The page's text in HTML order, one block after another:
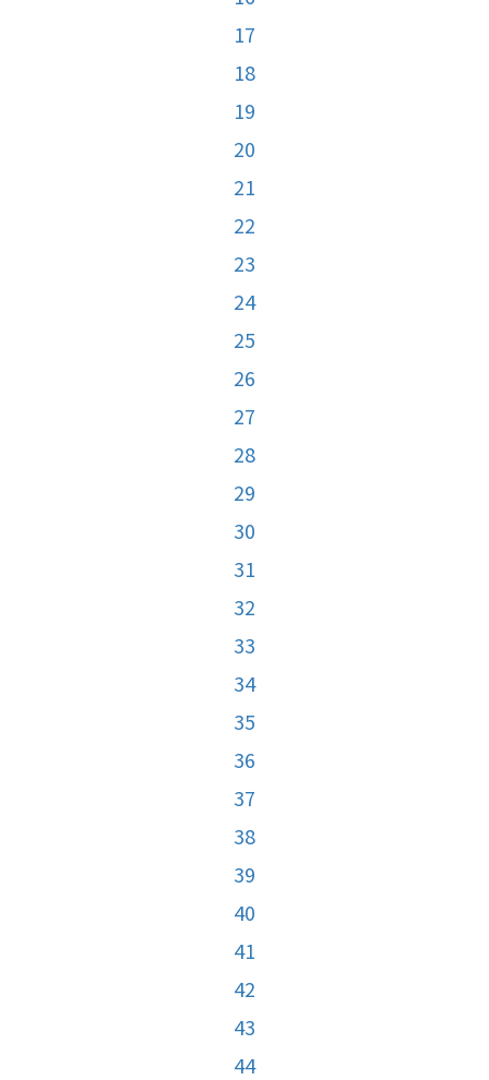
17
18
19
20
21
22
23
24
25
26
27
28
29
30
31
32
33
34
35
36
37
38
39
40
41
42
43
44